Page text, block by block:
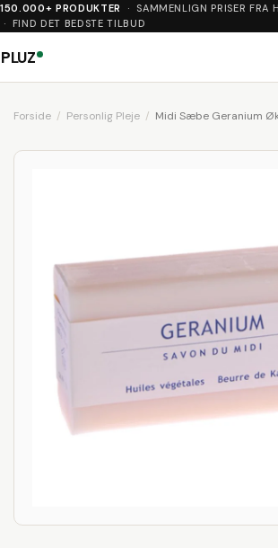
150.000+ PRODUKTER
· SAMMENLIGN PRISER FRA
· FIND DET BEDSTE TILBUD
PLUZ
Forside Personlig Pleje Midi Sæbe Geranium